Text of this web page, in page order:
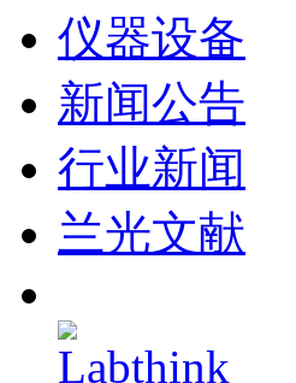
仪器设备
新闻公告
行业新闻
兰光文献